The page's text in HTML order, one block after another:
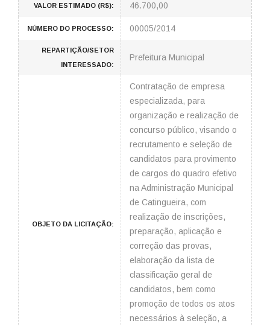
VALOR ESTIMADO (R$): 46.700,00
NÚMERO DO PROCESSO: 00005/2014
REPARTIÇÃO/SETOR
INTERESSADO:
Prefeitura Municipal
OBJETO DA LICITAÇÃO:
Contratação de empresa
especializada, para
organização e realização de
concurso público, visando o
recrutamento e seleção de
candidatos para provimento
de cargos do quadro efetivo
na Administração Municipal
de Catingueira, com
realização de inscrições,
preparação, aplicação e
correção das provas,
elaboração da lista de
classificação geral de
candidatos, bem como
promoção de todos os atos
necessários à seleção, a